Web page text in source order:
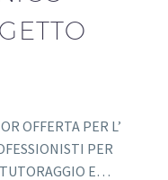
OFFERTA PER L’
PER
E…